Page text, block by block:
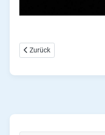
Vorheriger Beitrag:
Zurück